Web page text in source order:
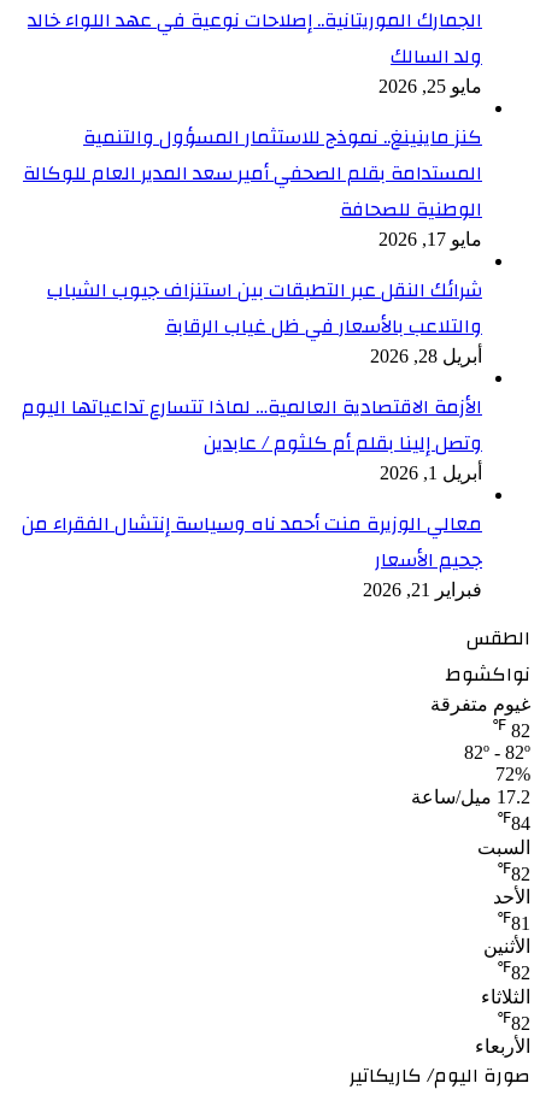
الجمارك الموريتانية.. إصلاحات نوعية في عهد اللواء خالد
ولد السالك
مايو 25, 2026
كنز ماينينغ.. نموذج للاستثمار المسؤول والتنمية
المستدامة بقلم الصحفي أمير سعد المدير العام للوكالة
الوطنية للصحافة
مايو 17, 2026
شرائك النقل عبر التطبقات بين استنزاف جيوب الشباب
والتلاعب بالأسعار في ظل غياب الرقابة
أبريل 28, 2026
الأزمة الاقتصادية العالمية… لماذا تتسارع تداعياتها اليوم
وتصل إلينا بقلم أم كلثوم / عابدين
أبريل 1, 2026
معالي الوزيرة منت أحمد ناه وسياسة إنتشال الفقراء من
جحيم الأسعار
فبراير 21, 2026
الطقس
نواكشوط
غيوم متفرقة
82
℉
82º - 82º
72%
17.2 ميل/ساعة
84
℉
السبت
82
℉
الأحد
81
℉
الأثنين
82
℉
الثلاثاء
82
℉
الأربعاء
صورة اليوم/ كاريكاتير